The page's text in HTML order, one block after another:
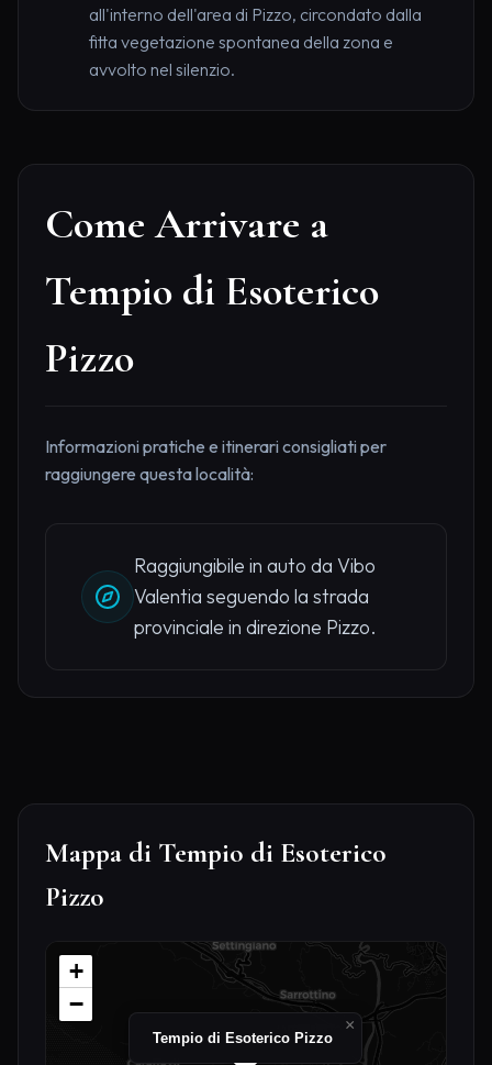
all'interno dell'area di Pizzo, circondato dalla
fitta vegetazione spontanea della zona e
avvolto nel silenzio.
Come Arrivare a
Tempio di Esoterico
Pizzo
Informazioni pratiche e itinerari consigliati per
raggiungere questa località:
Raggiungibile in auto da Vibo
Valentia seguendo la strada
provinciale in direzione Pizzo.
Mappa di Tempio di Esoterico
Pizzo
Tempio di Esoterico Pizzo
×
+
−